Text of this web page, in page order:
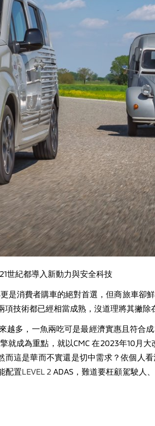
世紀都導入新動力與安全科技
更是消費者購車的絕對首選，但商旅車卻
技術都已經相當成熟，沒道理將其撇除
多，一魚兩吃可是最經濟實惠且符合
就成為重點，就以CMC在2023年10 月大
而這是華而不實還是切中需求？依個人
配置LEVEL 2 ADAS ，難道要枉顧駕駛人